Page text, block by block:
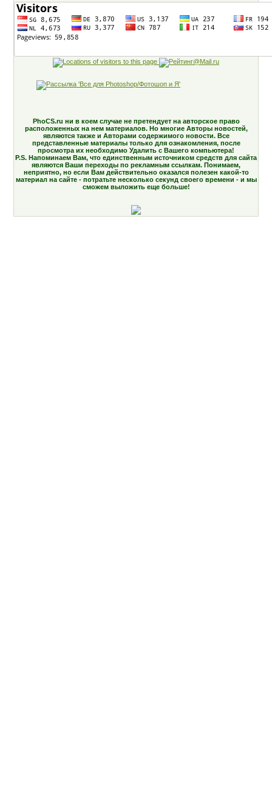
PhoCS.ru ни в коем случае не претендует на авторское право
расположенных на нем материалов. Но многие Авторы новостей,
являются также и Авторами содержимого новости. Все
представленные материалы только для ознакомления, после
просмотра их необходимо Удалить с Вашего компьютера!
P.S. Напоминаем Вам, что единственным источником средств для сайта
являются Ваши переходы по рекламным ссылкам. Понимаем,
неприятно, но если Вам действительно оказался полезен какой-то
материал на сайте - потратьте несколько секунд своего времени - и мы
сможем выложить еще больше!